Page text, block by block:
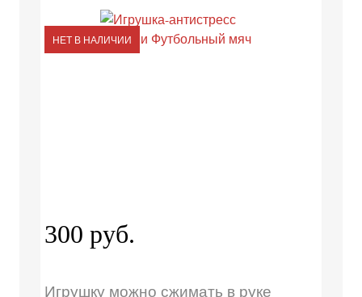
НЕТ В НАЛИЧИИ
300 руб.
Игрушку можно сжимать в руке